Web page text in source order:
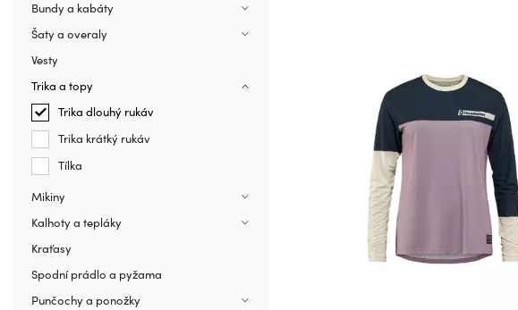
Bundy a kabáty
Šaty a overaly
Vesty
Trika a topy
Trika dlouhý rukáv
Trika krátký rukáv
Tílka
Mikiny
Kalhoty a tepláky
Kraťasy
Spodní prádlo a pyžama
Punčochy a ponožky